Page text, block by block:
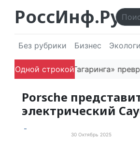
РоссИнф.Ру
Без рубрики Бизнес
Одной строкой
«Гагаринга» превращает
Porsche
электрический
30 Октябрь 2025